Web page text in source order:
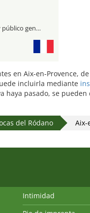
visitantes profesionales y público general
en Aix-en-Provence,
incluirla mediante
haya pasado, se
del Ródano Aix-
Intimidad